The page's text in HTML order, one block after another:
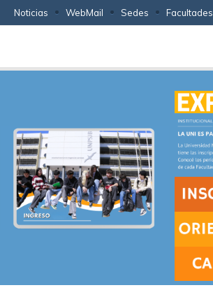
Noticias WebMail Sedes Facultades